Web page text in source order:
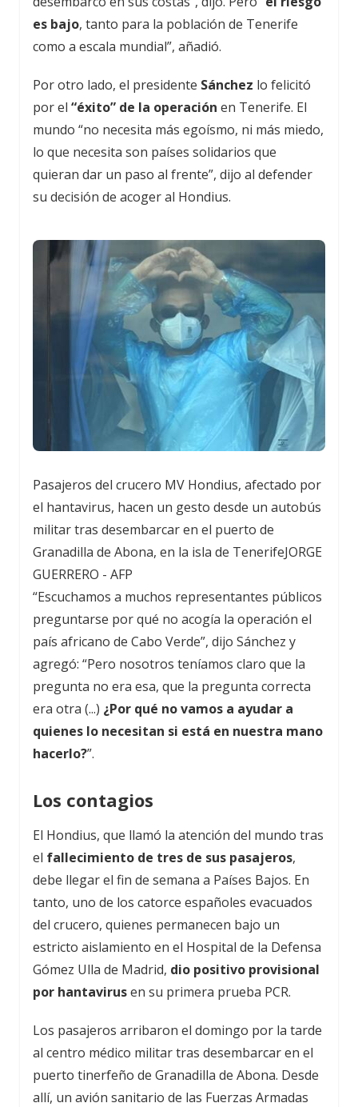
es bajo, tanto para la población de Tenerife
como a escala mundial”, añadió.
Por otro lado, el presidente Sánchez lo felicitó
por el “éxito” de la operación en Tenerife. El
mundo “no necesita más egoísmo, ni más miedo,
lo que necesita son países solidarios que
quieran dar un paso al frente”, dijo al defender
su decisión de acoger al Hondius.
Pasajeros del crucero MV Hondius, afectado por
el hantavirus, hacen un gesto desde un autobús
militar tras desembarcar en el puerto de
Granadilla de Abona, en la isla de TenerifeJORGE
GUERRERO - AFP
“Escuchamos a muchos representantes públicos
preguntarse por qué no acogía la operación el
país africano de Cabo Verde”, dijo Sánchez y
agregó: “Pero nosotros teníamos claro que la
pregunta no era esa, que la pregunta correcta
era otra (...) ¿Por qué no vamos a ayudar a
quienes lo necesitan si está en nuestra mano
hacerlo?”.
Los contagios
El Hondius, que llamó la atención del mundo tras
el fallecimiento de tres de sus pasajeros,
debe llegar el fin de semana a Países Bajos. En
tanto, uno de los catorce españoles evacuados
del crucero, quienes permanecen bajo un
estricto aislamiento en el Hospital de la Defensa
Gómez Ulla de Madrid, dio positivo provisional
por hantavirusen su primera prueba PCR.
Los pasajeros arribaron el domingo por la tarde
al centro médico militar tras desembarcar en el
puerto tinerfeño de Granadilla de Abona. Desde
allí, un avión sanitario de las Fuerzas Armadas